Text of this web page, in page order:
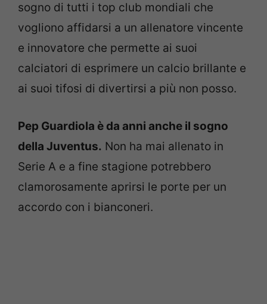
sogno di tutti i top club mondiali che
vogliono affidarsi a un allenatore vincente
e innovatore che permette ai suoi
calciatori di esprimere un calcio brillante e
ai suoi tifosi di divertirsi a più non posso.
Pep Guardiola è da anni anche il sogno
della Juventus. Non ha mai allenato in
Serie A e a fine stagione potrebbero
clamorosamente aprirsi le porte per un
accordo con i bianconeri.